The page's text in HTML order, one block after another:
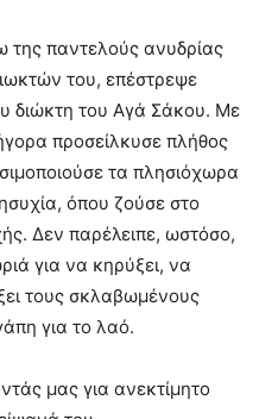
της παντελούς ανυδρίας
του, επέστρεψε
διώκτη του Αγά Σάκου. Με
προσείλκυσε πλήθος
τα πλησιόχωρα
όπου ζούσε στο
Δεν παρέλειπε, ωστόσο,
για να κηρύξει, να
τους σκλαβωμένους
για το λαό.
μας για ανεκτίμητο